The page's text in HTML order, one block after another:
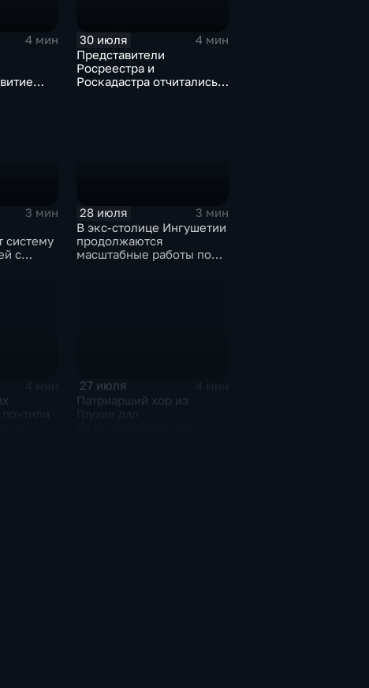
4 мин
30 июля
4 мин
Представители
Росреестра и
Роскадастра отчитались
3 мин
систему
с
28 июля
3 мин
В экс-столице Ингушетии
продолжаются
масштабные работы по
27 июля
Патриарший хор из